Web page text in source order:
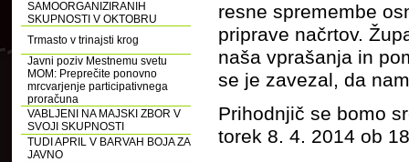
SAMOORGANIZIRANIH
SKUPNOSTI V OKTOBRU
Trmasto v trinajsti krog
Javni poziv Mestnemu svetu
MOM: Preprečite ponovno
mrcvarjenje participativnega
proračuna
VABLJENI NA MAJSKI ZBOR V
SVOJI SKUPNOSTI
TUDI APRIL V BARVAH BOJA ZA
JAVNO
resne spremembe
priprave načrtov.
naša vprašanja in
se je zavezal, da
Prihodnjič se bomo
torek 8. 4. 2014 ob